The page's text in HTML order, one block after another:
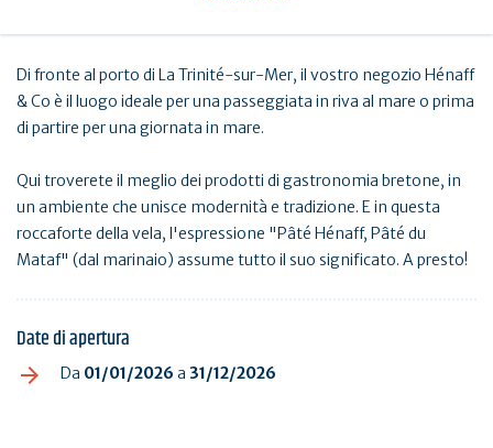
Di fronte al porto di La Trinité-sur-Mer, il vostro negozio Hénaff
& Co è il luogo ideale per una passeggiata in riva al mare o prima
di partire per una giornata in mare.
Qui troverete il meglio dei prodotti di gastronomia bretone, in
un ambiente che unisce modernità e tradizione. E in questa
roccaforte della vela, l'espressione "Pâté Hénaff, Pâté du
Mataf" (dal marinaio) assume tutto il suo significato. A presto!
Date di apertura
Da 01/01/2026 a 31/12/2026